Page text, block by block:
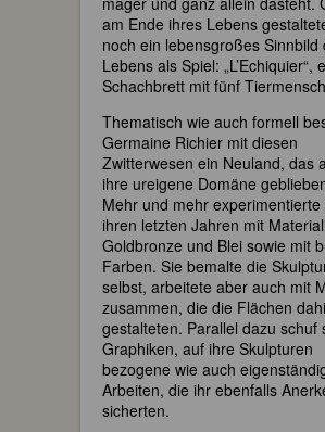
am Ende ihres Lebens
noch ein lebensgroßes Sinnbild
Lebens als Spiel: „L’Echiquier“,
Schachbrett mit fünf
Thematisch wie auch formell
Germaine Richier mit diesen
Zwitterwesen ein Neuland, das
ihre ureigene Domäne
Mehr und mehr experimentierte
ihren letzten Jahren mit
Goldbronze und Blei sowie mit
Farben. Sie bemalte die
selbst, arbeitete aber auch mit
zusammen, die die Flächen
gestalteten. Parallel dazu schuf
Graphiken, auf ihre Skulpturen
bezogene wie auch
Arbeiten, die ihr ebenfalls
sicherten.